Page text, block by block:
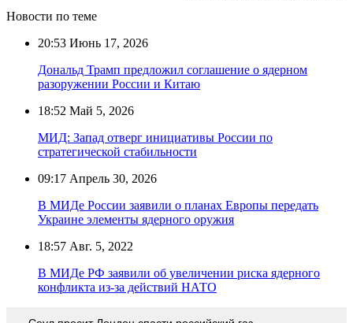
Новости по теме
20:53 Июнь 17, 2026
Дональд Трамп предложил соглашение о ядерном
разоружении России и Китаю
18:52 Май 5, 2026
МИД: Запад отверг инициативы России по
стратегической стабильности
09:17 Апрель 30, 2026
В МИДе России заявили о планах Европы передать
Украине элементы ядерного оружия
18:57 Авг. 5, 2022
В МИДе РФ заявили об увеличении риска ядерного
конфликта из-за действий НАТО